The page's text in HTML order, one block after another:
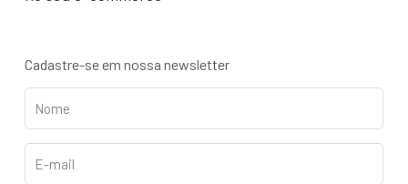
Cadastre-se em nossa newsletter